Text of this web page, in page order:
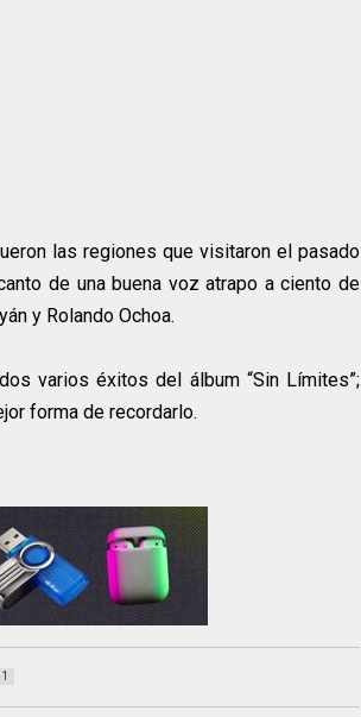
las regiones que visitaron el pasado
de una buena voz atrapo a ciento de
y Rolando Ochoa.
varios éxitos del álbum “Sin Límites”;
forma de recordarlo.